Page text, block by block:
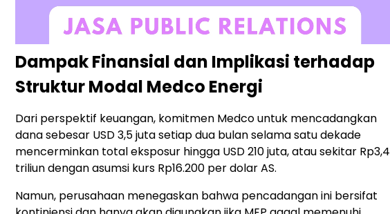
Dampak Finansial dan Implikasi terhadap
Struktur Modal Medco Energi
Dari perspektif keuangan, komitmen Medco untuk mencadangkan
dana sebesar USD 3,5 juta setiap dua bulan selama satu dekade
mencerminkan total eksposur hingga USD 210 juta, atau sekitar Rp3,4
triliun dengan asumsi kurs Rp16.200 per dolar AS.
Namun, perusahaan menegaskan bahwa pencadangan ini bersifat